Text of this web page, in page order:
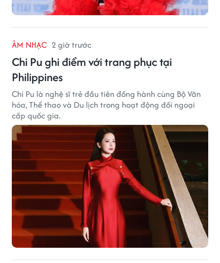
ÂM NHẠC 2 giờ trước
Chi Pu ghi điểm với trang phục tại
Philippines
Chi Pu là nghệ sĩ trẻ đầu tiên đồng hành cùng Bộ Văn
hóa, Thể thao và Du lịch trong hoạt động đối ngoại
cấp quốc gia.